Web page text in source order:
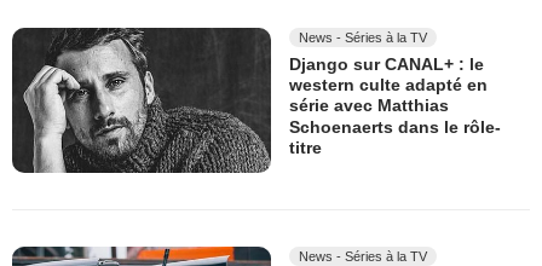
News - Séries à la TV
Django sur CANAL+ : le
western culte adapté en
série avec Matthias
Schoenaerts dans le rôle-
titre
News - Séries à la TV